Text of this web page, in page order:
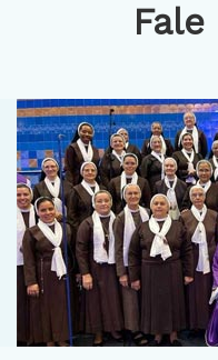
Fale